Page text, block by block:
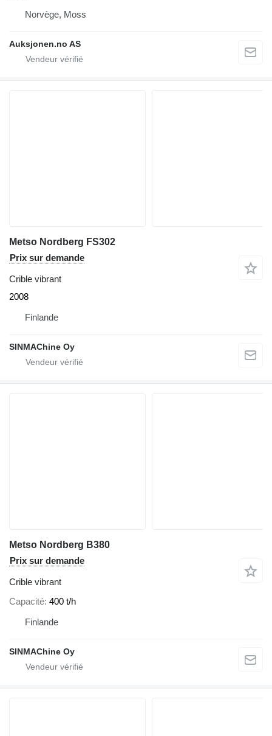
Norvège, Moss
Auksjonen.no AS
Metso Nordberg FS302
Prix sur demande
Crible vibrant
2008
Finlande
SINMAChine Oy
Metso Nordberg B380
Prix sur demande
Crible vibrant
Capacité 400 t/h
Finlande
SINMAChine Oy